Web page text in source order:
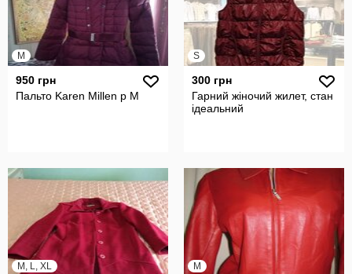
M
950 грн
Пальто Karen Millen p M
S
300 грн
Гарний жіночий жилет, стан
ідеальний
M, L, XL M